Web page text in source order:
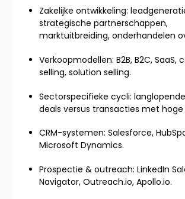
Zakelijke ontwikkeling:
strategische partnerschappen,
marktuitbreiding, onderhandelen
Verkoopmodellen: B2B, B2C, SaaS,
selling, solution selling.
Sectorspecifieke cycli:
deals versus transacties met hoge
CRM-systemen: Salesforce,
Microsoft Dynamics.
Prospectie & outreach: LinkedIn
Navigator, Outreach.io, Apollo.io.